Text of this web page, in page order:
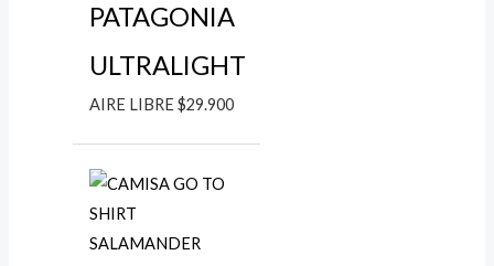
PATAGONIA
ULTRALIGHT
AIRE LIBRE $29.900